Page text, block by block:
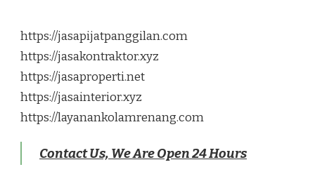
https://jasapijatpanggilan.com
https://jasakontraktor.xyz
https://jasaproperti.net
https://jasainterior.xyz
https://layanankolamrenang.com
Contact Us, We Are Open 24 Hours